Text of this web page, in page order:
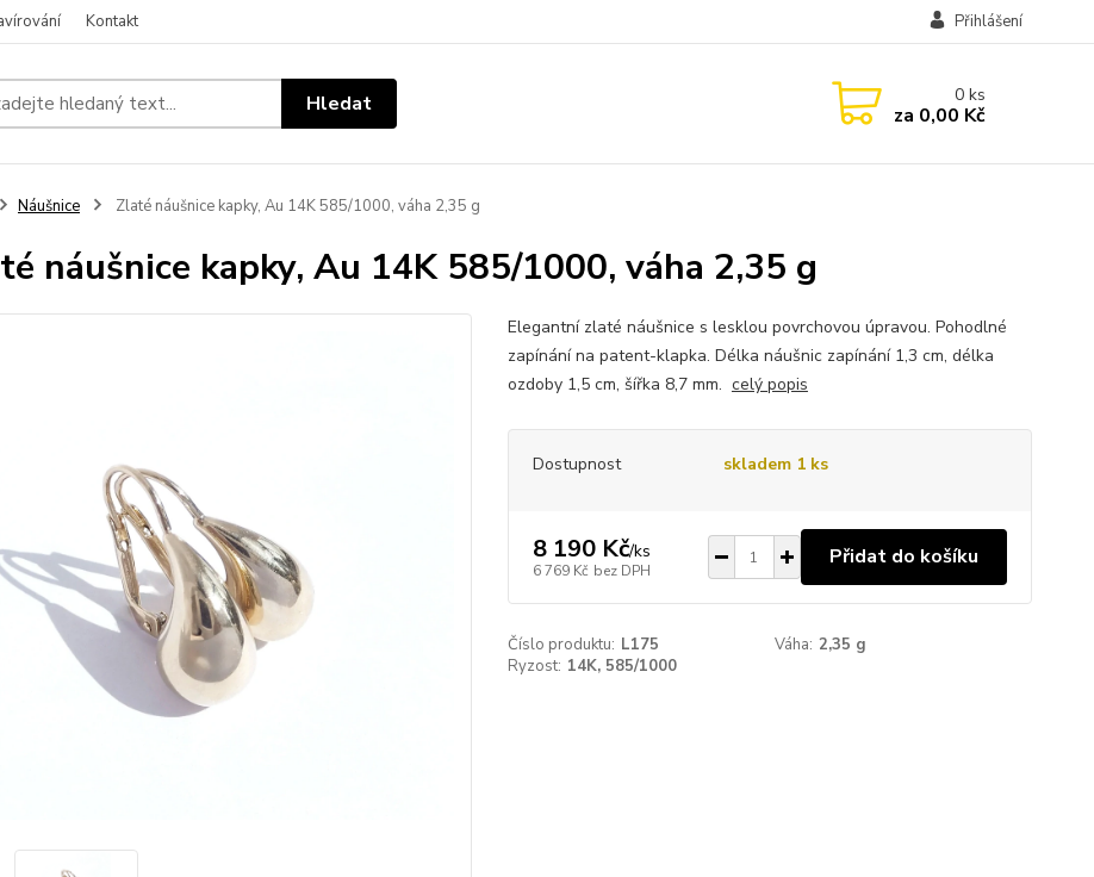
Kontakt Přihlášení
Hledat 0ks
za 0,00 Kč
Náušnice Zlaté náušnice kapky, Au 14K 585/1000, váha 2,35 g
náušnice kapky, Au 14K 585/1000, váha 2,35 g
Elegantní zlaté náušnice s lesklou povrchovou úpravou. Pohodlné
zapínání na patent-klapka. Délka náušnic zapínání 1,3 cm, délka
ozdoby 1,5 cm, šířka 8,7 mm. celý popis
Dostupnost skladem 1 ks
8 190 Kč/ks
6 769 Kč bez DPH
Přidat do košíku
Číslo produktu: L175 Váha: 2,35 g
Ryzost: 14K, 585/1000